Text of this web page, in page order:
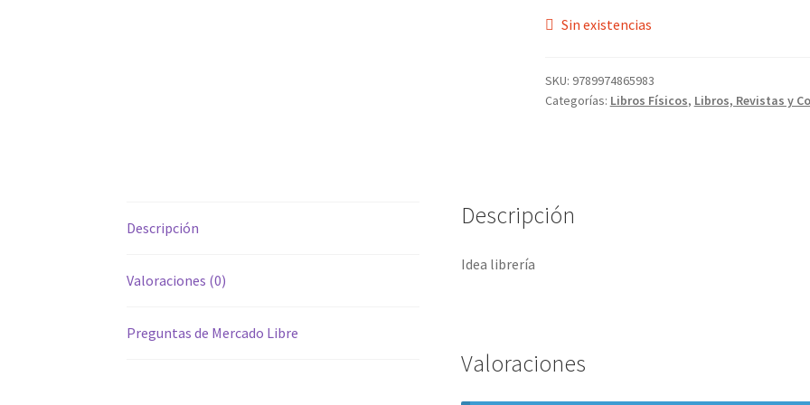
Sin existencias
SKU: 9789974865983
Categorías: Libros Físicos, Libros, Revistas y
Descripción
Valoraciones (0)
Preguntas de Mercado Libre
Descripción
Idea librería
Valoraciones